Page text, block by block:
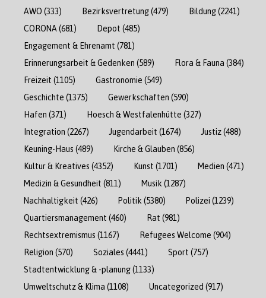
AWO (333) Bezirksvertretung(479) Bildung(2241)
CORONA(681) Depot (485)
Engagement & Ehrenamt (781)
Erinnerungsarbeit & Gedenken (589) Flora & Fauna (384)
Freizeit (1105) Gastronomie (549)
Geschichte (1375) Gewerkschaften (590)
Hafen (371) Hoesch & Westfalenhütte (327)
Integration (2267) Jugendarbeit (1674) Justiz(488)
Keuning-Haus (489) Kirche & Glauben (856)
Kultur & Kreatives (4352) Kunst (1701) Medien (471)
Medizin & Gesundheit (811) Musik(1287)
Nachhaltigkeit (426) Politik(5380) Polizei (1239)
Quartiersmanagement (460) Rat (981)
Rechtsextremismus (1167) Refugees Welcome (904)
Religion (570) Soziales (4441) Sport (757)
Stadtentwicklung & -planung(1133)
Umweltschutz & Klima (1108) Uncategorized (917)